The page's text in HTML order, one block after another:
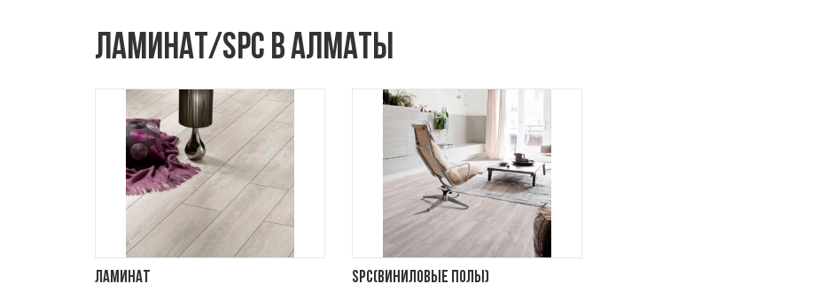
Ламинат/SPC в Алматы
Ламинат SPC(Виниловые полы)